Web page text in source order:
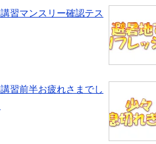
習マンスリー確認テス
習前半お疲れさまでし